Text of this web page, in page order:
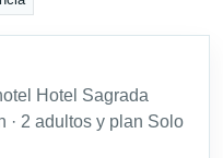
Hotel Sagrada
· 2 adultos y plan Solo